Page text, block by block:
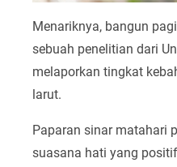
Menariknya, bangun
sebuah penelitian dari
melaporkan tingkat
larut.
Paparan sinar matahari
suasana hati yang